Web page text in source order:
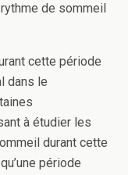
de sommeil
cette période
dans le
à étudier les
durant cette
période